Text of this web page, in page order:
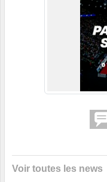
Voir toutes les news